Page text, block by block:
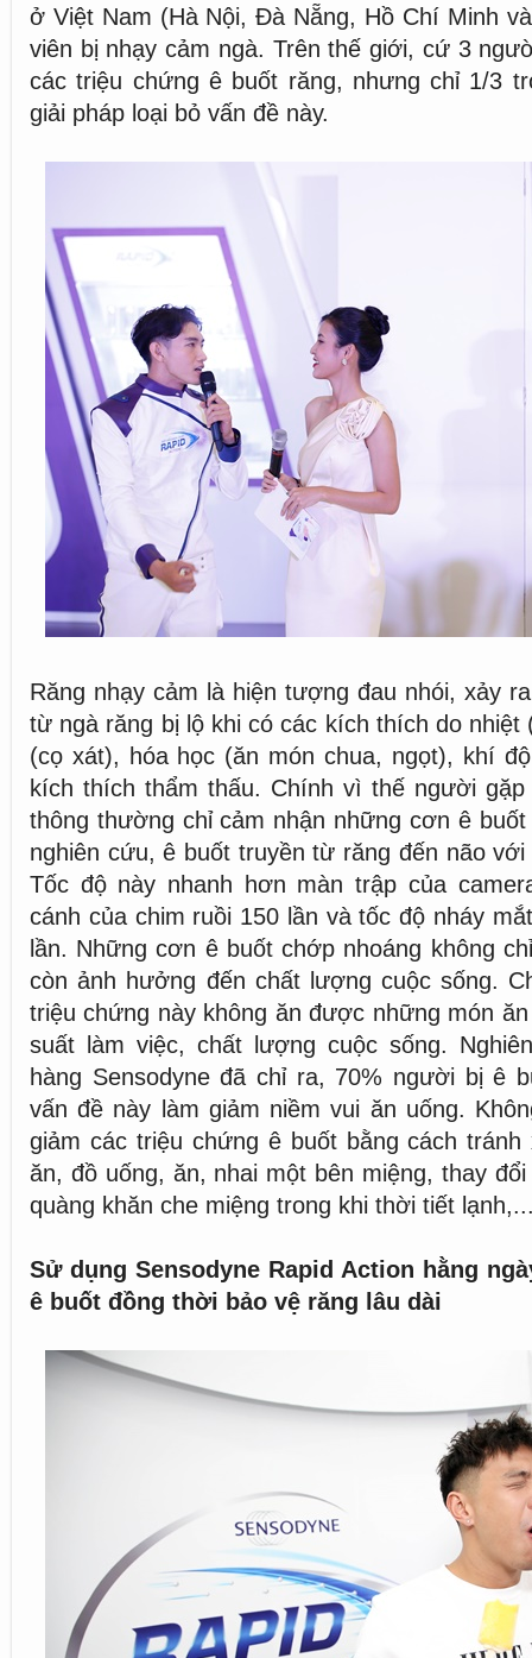
ở Việt Nam (Hà Nội, Đà Nẵng, Hồ Chí Minh
viên bị nhạy cảm ngà. Trên thế giới, cứ 3
các triệu chứng ê buốt răng, nhưng chỉ 1/3
giải pháp loại bỏ vấn đề này.
Răng nhạy cảm là hiện tượng đau nhói, xảy
từ ngà răng bị lộ khi có các kích thích do nhiệt
(cọ xát), hóa học (ăn món chua, ngọt), khí
kích thích thẩm thấu. Chính vì thế người gặp
thông thường chỉ cảm nhận những cơn ê
nghiên cứu, ê buốt truyền từ răng đến não với
Tốc độ này nhanh hơn màn trập của
cánh của chim ruồi 150 lần và tốc độ nháy
lần. Những cơn ê buốt chớp nhoáng không
còn ảnh hưởng đến chất lượng cuộc sống.
triệu chứng này không ăn được những món
suất làm việc, chất lượng cuộc sống.
hàng Sensodyne đã chỉ ra, 70% người bị ê
vấn đề này làm giảm niềm vui ăn uống.
giảm các triệu chứng ê buốt bằng cách
ăn, đồ uống, ăn, nhai một bên miệng, thay
quàng khăn che miệng trong khi thời tiết
Sử dụng Sensodyne Rapid Action hằng
ê buốt đồng thời bảo vệ răng lâu dài